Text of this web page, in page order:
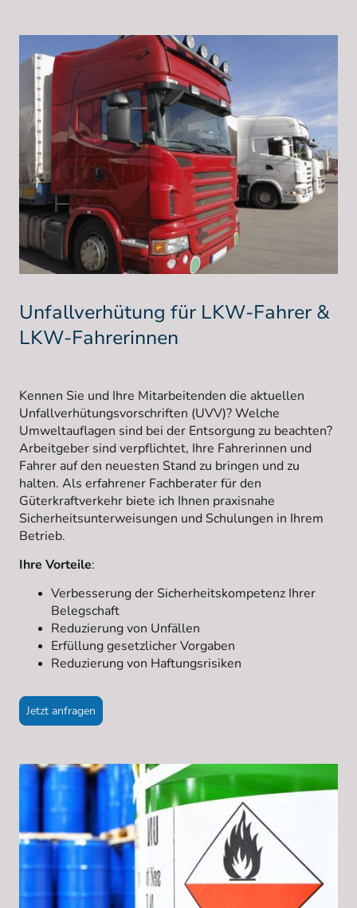
Unfallverhütung für LKW-Fahrer &
LKW-Fahrerinnen
Kennen Sie und Ihre Mitarbeitenden die aktuellen
Unfallverhütungsvorschriften (UVV)? Welche
Umweltauflagen sind bei der Entsorgung zu beachten?
Arbeitgeber sind verpflichtet, Ihre Fahrerinnen und
Fahrer auf den neuesten Stand zu bringen und zu
halten. Als erfahrener Fachberater für den
Güterkraftverkehr biete ich Ihnen praxisnahe
Sicherheitsunterweisungen und Schulungen in Ihrem
Betrieb.
Ihre Vorteile:
Verbesserung der Sicherheitskompetenz Ihrer
Belegschaft
Reduzierung von Unfällen
Erfüllung gesetzlicher Vorgaben
Reduzierung von Haftungsrisiken
Jetzt anfragen